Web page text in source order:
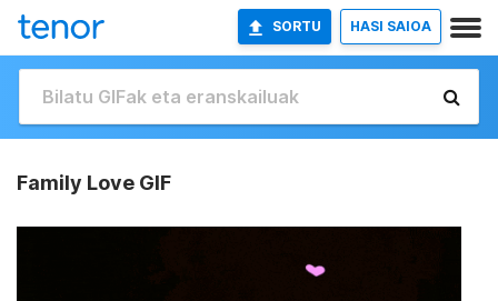
SORTU HASI SAIOA
Family Love GIF